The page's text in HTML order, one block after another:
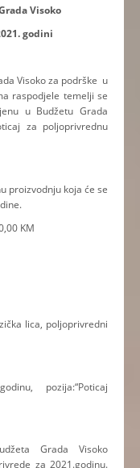
Visoko
godini
Visoko za podrške u
raspodjele temelji se
u Budžetu Grada
za poljoprivrednu
proizvodnju koja će se
KM
lica, poljoprivredni
pozija:“Poticaj
Grada Visoko
za 2021.godinu.